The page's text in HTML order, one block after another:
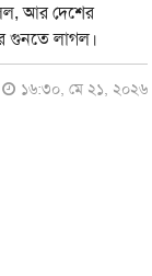
আর দেশের
গুনতে লাগল।
১৬:৩০, মে ২১, ২০২৬